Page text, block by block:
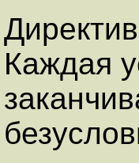
Каждая